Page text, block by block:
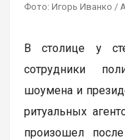
Фото: Игорь Иванко /
В столице у
сотрудники
шоумена и
ритуальных
произошел